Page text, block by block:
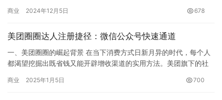
享商品…
商业 2024年12月5日 678
美团圈圈达人注册捷径：微信公众号快速通道
一、美团圈圈的崛起背景 在当下消费方式日新月异的时代，每个人
都渴望挖掘出既省钱又能开辟增收渠道的实用方法。美团旗下的社
关…
商业 2025年1月5日 700